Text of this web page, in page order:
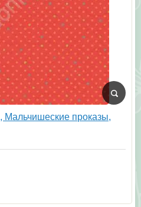
Мальчишеские проказы,